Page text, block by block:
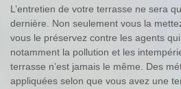
L’entretien de votre terrasse ne sera
dernière. Non seulement vous la
vous le préservez contre les agents
notamment la pollution et les
terrasse n’est jamais le même. Des
appliquées selon que vous avez une